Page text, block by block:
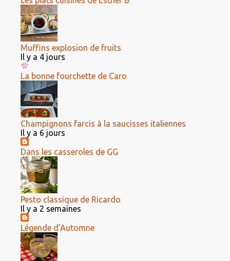
Muffins explosion de fruits
Il y a 4 jours
La bonne fourchette de Caro
Champignons farcis à la saucisses italiennes
Il y a 6 jours
Dans les casseroles de GG
Pesto classique de Ricardo
Il y a 2 semaines
Légende d'Automne